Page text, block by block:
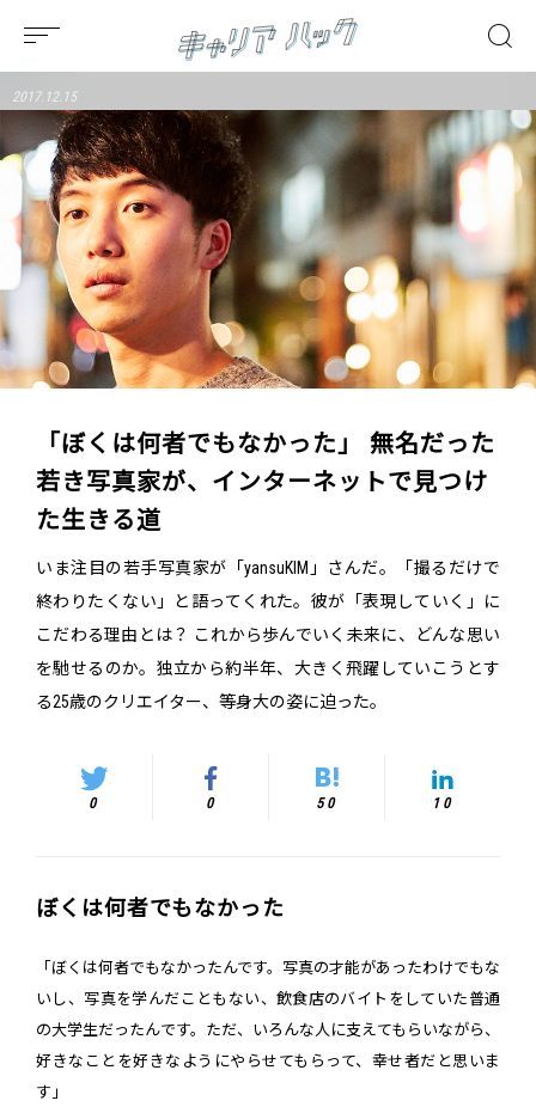
2017.12.15
「ぼくは何者でもなかった」 無名だった
若き写真家が、インターネットで見つけ
た生きる道
いま注目の若手写真家が「yansuKIM」さんだ。「撮るだけで
終わりたくない」と語ってくれた。彼が「表現していく」に
こだわる理由とは？ これから歩んでいく未来に、どんな思い
を馳せるのか。独立から約半年、大きく飛躍していこうとす
る25歳のクリエイター、等身大の姿に迫った。
0 0 50 10
ぼくは何者でもなかった
「ぼくは何者でもなかったんです。写真の才能があったわけでもな
いし、写真を学んだこともない、飲食店のバイトをしていた普通
の大学生だったんです。ただ、いろんな人に支えてもらいながら、
好きなことを好きなようにやらせてもらって、幸せ者だと思いま
す」